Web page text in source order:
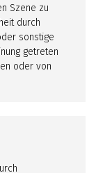
Szene zu
durch
sonstige
getreten
oder von